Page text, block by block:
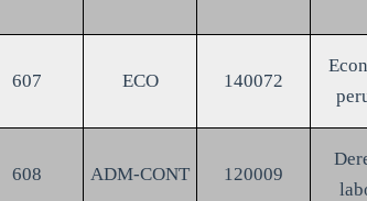
607 ECO 140072
608 ADM-CONT 120009